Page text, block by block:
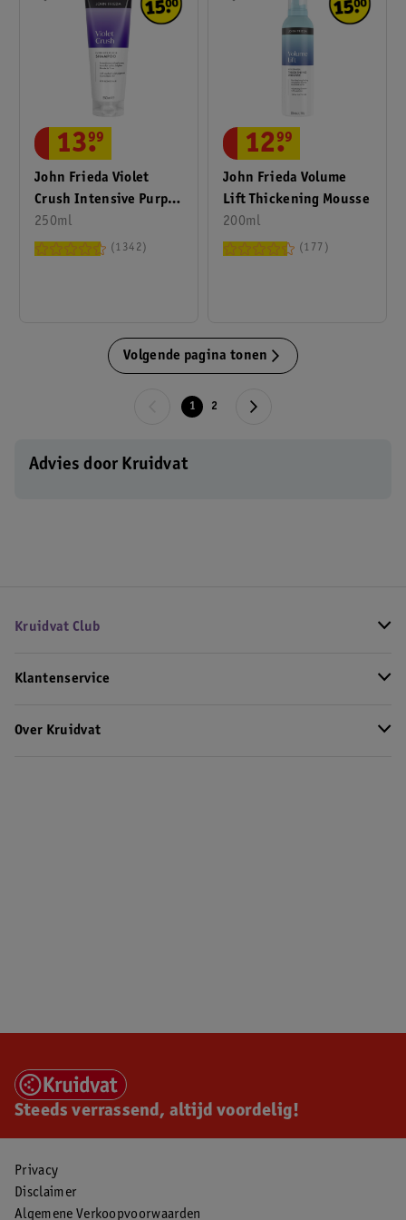
John Frieda Violet
Crush Intensive Purple
Shampoo
250ml
13.
99
1342
John Frieda Volume
Lift Thickening Mousse
200ml
12.
99
177
Volgende pagina tonen
1 2
Advies door Kruidvat
Kruidvat Club
Klantenservice
Over Kruidvat
Steeds verrassend, altijd voordelig!
Privacy
Disclaimer
Algemene Verkoopvoorwaarden